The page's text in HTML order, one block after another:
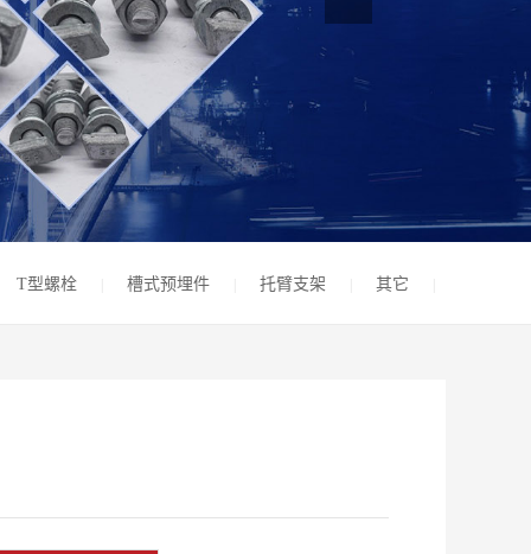
T型螺栓 槽式预埋件 托臂支架 其它